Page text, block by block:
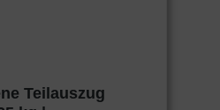
Teilauszug